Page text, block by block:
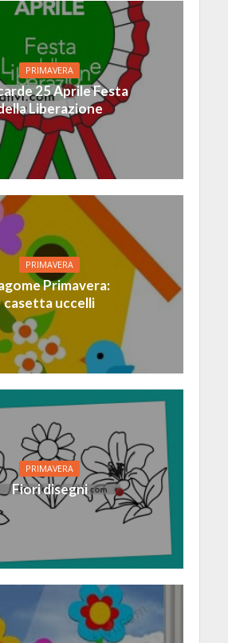
PRIMAVERA
25 Aprile Festa
Liberazione
PRIMAVERA
Primavera:
casetta uccelli
PRIMAVERA
Fiori disegni